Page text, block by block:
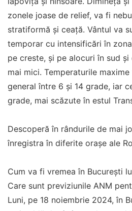
zonele joase de relief, va fi
stratiformă și ceață. Vântul va
temporar cu intensificări în
pe creste, și pe alocuri în sud
mai mici. Temperaturile
general între 6 și 14 grade, iar
grade, mai scăzute în estul
Descoperă în rândurile de mai
înregistra în diferite orașe ale
Cum va fi vremea în București
Care sunt previziunile ANM
Luni, pe 18 noiembrie 2024, în